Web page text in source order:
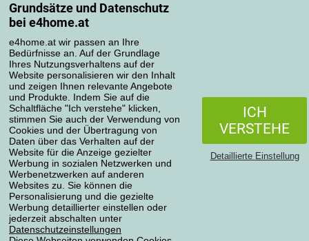
Grundsätze und Datenschutz
bei e4home.at
e4home.at wir passen an Ihre
Bedürfnisse an. Auf der Grundlage
Ihres Nutzungsverhaltens auf der
Website personalisieren wir den Inhalt
und zeigen Ihnen relevante Angebote
und Produkte. Indem Sie auf die
Schaltfläche "Ich verstehe" klicken,
stimmen Sie auch der Verwendung von
Cookies und der Übertragung von
Daten über das Verhalten auf der
Website für die Anzeige gezielter
Werbung in sozialen Netzwerken und
Werbenetzwerken auf anderen
Websites zu. Sie können die
Personalisierung und die gezielte
Werbung detaillierter einstellen oder
jederzeit abschalten unter
Datenschutzeinstellungen
ICH
VERSTEHE
Detaillierte Einstellung
Einfach mehr wissen
Richtlinien zur Verarbeitung von Bewertungen
Transportarten
Zahlungsmethoden
Datenschutzerklärung